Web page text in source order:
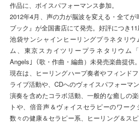
作品に、ボイスパフォーマンス参加。
2012年4月、声の力が脳波を変える・全て
ブック』が全国書店にて発売。好評につき11
池袋サンシャインヒーリングプラネタリウ
ム、東京スカイツリープラネタリウム
Angels｣（歌・作曲・編曲）未発売楽曲提供。
現在は、ヒーリングハープ奏者やフィンド
ライブ活動や、CDへのヴォイスパフォーマ
演奏を含めたコラボ活動、一般的な癒しの
トや、倍音声＆ヴォイスセラピーのワーク
数々の健康＆セラピー系、ヒーリング＆ス